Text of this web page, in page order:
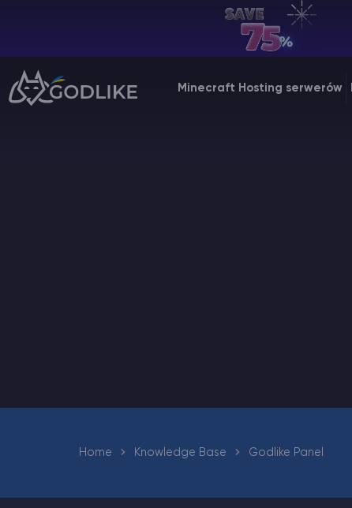
Minecraft Hosting serwerów
Billing Panel
Manage your servers & payments
Home Knowledge Base Godlike Panel